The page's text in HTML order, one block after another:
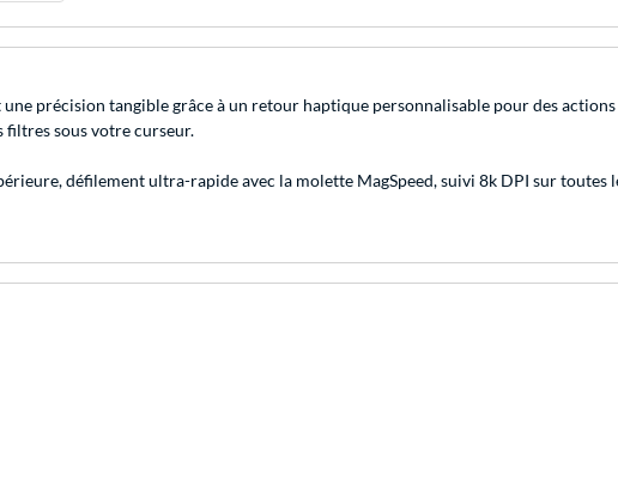
précision tangible grâce à un retour haptique personnalisable pour des actions
filtres sous votre curseur.
défilement ultra-rapide avec la molette MagSpeed, suivi 8k DPI sur toutes